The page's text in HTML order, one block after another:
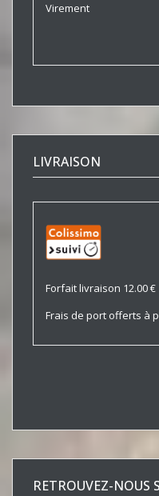
Virement
LIVRAISON
Forfait livraison 12.00 €
Frais de port offerts à
RETROUVEZ-NOUS